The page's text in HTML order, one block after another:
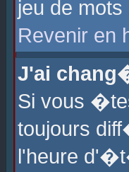
jeu de mots
Revenir en
J'ai
Si vous
toujours
l'heure